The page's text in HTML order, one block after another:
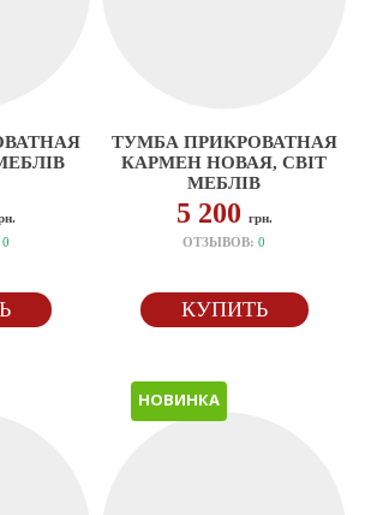
0
ТУМБА ПРИКРОВАТНАЯ
КАРМЕН НОВАЯ, СВІТ
МЕБЛІВ
5 200 грн.
ОТЗЫВОВ:0
КУПИТЬ
НОВИНКА